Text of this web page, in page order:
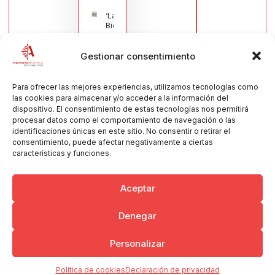
Gestionar consentimiento
Para ofrecer las mejores experiencias, utilizamos tecnologías como
las cookies para almacenar y/o acceder a la información del
dispositivo. El consentimiento de estas tecnologías nos permitirá
procesar datos como el comportamiento de navegación o las
identificaciones únicas en este sitio. No consentir o retirar el
consentimiento, puede afectar negativamente a ciertas
características y funciones.
Aceptar
Denegar
Personalizar
Política de cookiesDeclaración de privacidad
‘La
Bienvenida’,
estampa de
de la Virgen
Muñoz
Muñoz,
anuncia las
Fiestas
Patronales
2026
30/07/2026
Copyright © 2026 Ayuntamiento de Argamasilla de Calatrava
Politica de Privacidad y Aviso Legal